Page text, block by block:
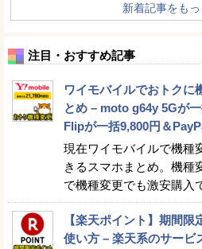
新着記事をも
注目・おすすめ記事
ワイモバイルでおトクに
とめ – moto g64y 5Gが
Flipが一括9,800円＆
現在ワイモバイルで機種
きるスマホまとめ。機種
で機種変更でも激安購入
【楽天ポイント】期間
使い方 – 楽天系のサービ